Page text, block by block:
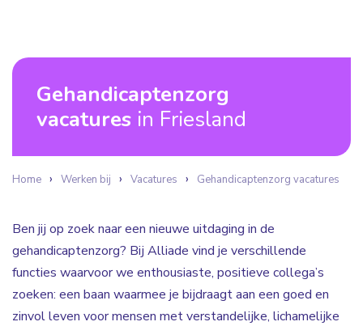
Gehandicaptenzorg
vacatures in Friesland
Home Werken bij Vacatures Gehandicaptenzorg vacatures
Ben jij op zoek naar een nieuwe uitdaging in de
gehandicaptenzorg? Bij Alliade vind je verschillende
functies waarvoor we enthousiaste, positieve collega’s
zoeken: een baan waarmee je bijdraagt aan een goed en
zinvol leven voor mensen met verstandelijke, lichamelijke